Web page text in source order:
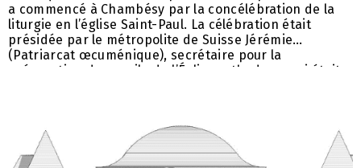
a commencé à Chambésy par la concélébration de la
liturgie en l’église Saint-Paul. La célébration était
présidée par le métropolite de Suisse Jérémie
(Patriarcat œcuménique), secrétaire pour la
préparation du concile de l’Église orthodoxe, qui était
Espérance Serge (Patriarcat d’Alexandrie), le
métropolite de